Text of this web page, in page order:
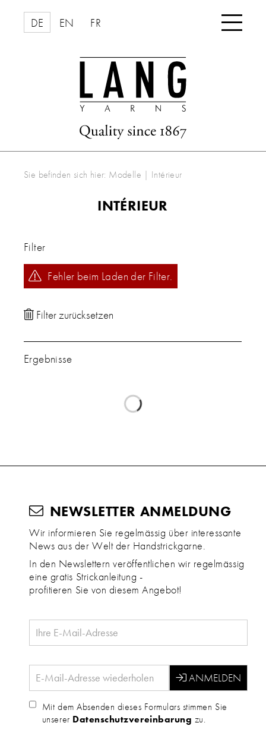
DE EN FR 
Sie befinden sich hier: Modelle | Intérieur
INTÉRIEUR
Filter
Fehler beim Laden der Filter.
Ergebnisse
NEWSLETTER ANMELDUNG
Wir informieren Sie regelmässig über interessante
News aus der Welt der Handstrickgarne.
In den Newslettern veröffentlichen wir regelmässig
eine gratis Strickanleitung -
profitieren Sie von diesem Angebot!
Mit dem Absenden dieses Formulars stimmen Sie
unserer Datenschutzvereinbarung zu.